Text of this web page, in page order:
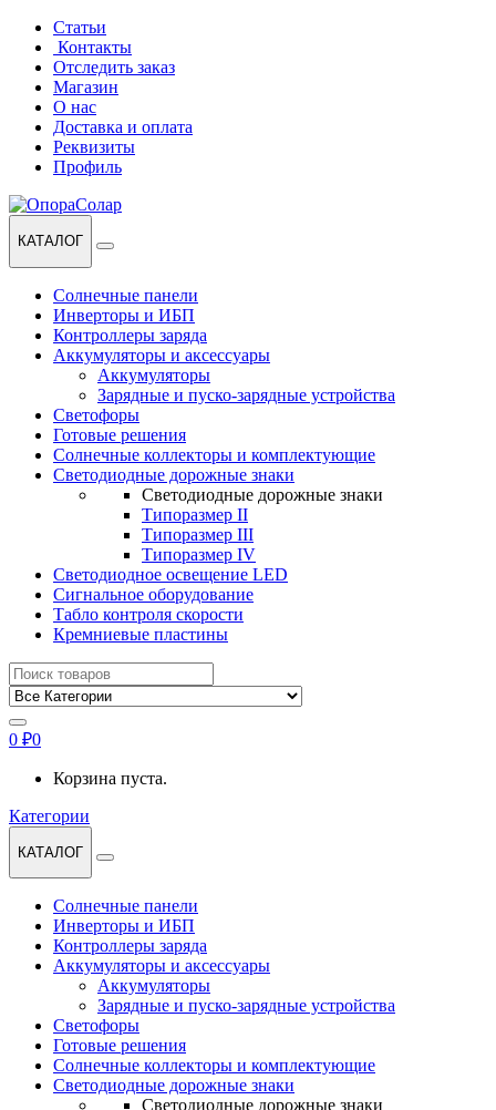
Перейти
навигации
Перейти
содержанию
Статьи
Контакты
Отследить заказ
Магазин
О нас
Доставка и оплата
Реквизиты
Профиль
КАТАЛОГ
Солнечные панели
Инверторы и ИБП
Контроллеры заряда
Аккумуляторы и аксессуары
Аккумуляторы
Зарядные и пуско-зарядные устройства
Светофоры
Готовые решения
Солнечные коллекторы и комплектующие
Светодиодные дорожные знаки
Светодиодные дорожные знаки
Типоразмер II
Типоразмер III
Типоразмер IV
Светодиодное освещение LED
Сигнальное оборудование
Табло контроля скорости
Кремниевые пластины
Найти:
0 ₽0
Корзина пуста.
Категории
КАТАЛОГ
Солнечные панели
Инверторы и ИБП
Контроллеры заряда
Аккумуляторы и аксессуары
Аккумуляторы
Зарядные и пуско-зарядные устройства
Светофоры
Готовые решения
Солнечные коллекторы и комплектующие
Светодиодные дорожные знаки
Светодиодные дорожные знаки